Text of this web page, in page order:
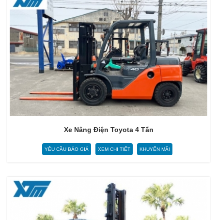
Xe Nâng Điện Toyota 4 Tấn
YÊU CẦU BÁO GIÁ XEM CHI TIẾT KHUYẾN MÃI